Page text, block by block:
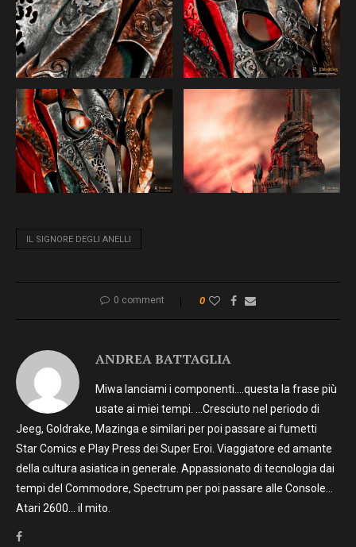
IL SIGNORE DEGLI ANELLI
0 comment 0
ANDREA BATTAGLIA
Miwa lanciami i componenti….questa la frase più
usate ai miei tempi. …Cresciuto nel periodo di
Jeeg, Goldrake, Mazinga e similari per poi passare ai fumetti
Star Comics e Play Press dei Super Eroi. Viaggiatore ed amante
della cultura asiatica in generale. Appassionato di tecnologia dai
tempi del Commodore, Spectrum per poi passare alle Console…
Atari 2600… il mito.